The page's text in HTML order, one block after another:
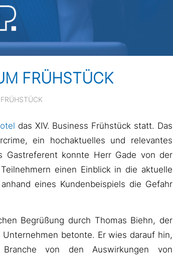
FRÜHSTÜCK
das XIV. Business Frühstück statt. Das
ein hochaktuelles und relevantes
Gastreferent konnte Herr Gade von der
einen Einblick in die aktuelle
eines Kundenbeispiels die Gefahr
Begrüßung durch Thomas Biehn, der
betonte. Er wies darauf hin,
von den Auswirkungen von